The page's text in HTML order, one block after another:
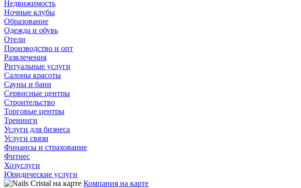
Недвижимость
Ночные клубы
Образование
Одежда и обувь
Отели
Производство и опт
Развлечения
Ритуальные услуги
Салоны красоты
Сауны и бани
Сервисные центры
Строительство
Торговые центры
Тренинги
Услуги для бизнеса
Услуги связи
Финансы и страхование
Фитнес
Хозуслуги
Юридические услуги
Компания на карте